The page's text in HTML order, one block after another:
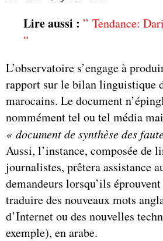
Lire aussi : ” Tendance:
“
L’observatoire s’engage à
rapport sur le bilan linguistique
marocains. Le document
nommément tel ou tel média
« document de synthèse des
Aussi, l’instance, composée de
journalistes, prêtera assistance
demandeurs lorsqu’ils
traduire des nouveaux mots
d’Internet ou des nouvelles
exemple), en arabe.